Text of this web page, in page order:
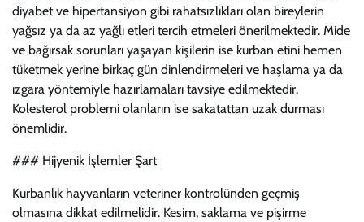
diyabet ve hipertansiyon gibi rahatsızlıkları olan bireylerin
yağsız ya da az yağlı etleri tercih etmeleri önerilmektedir. Mide
ve bağırsak sorunları yaşayan kişilerin ise kurban etini hemen
tüketmek yerine birkaç gün dinlendirmeleri ve haşlama ya da
ızgara yöntemiyle hazırlamaları tavsiye edilmektedir.
Kolesterol problemi olanların ise sakatattan uzak durması
önemlidir.
### Hijyenik İşlemler Şart
Kurbanlık hayvanların veteriner kontrolünden geçmiş
olmasına dikkat edilmelidir. Kesim, saklama ve pişirme